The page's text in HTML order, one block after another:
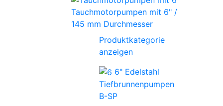
Tauchmotorpumpen mit 6" /
145 mm Durchmesser
Produktkategorie
anzeigen
6" Edelstahl
Tiefbrunnenpumpen
B-SP